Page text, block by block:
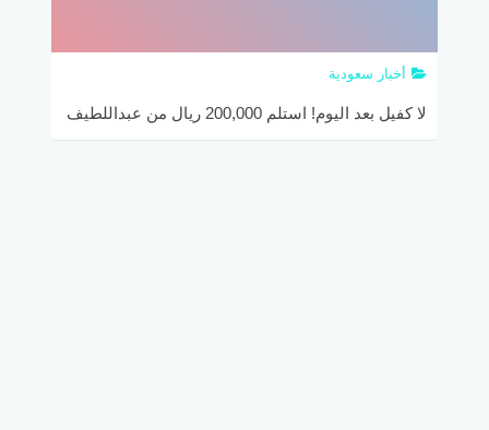
أخبار سعودية
لا كفيل بعد اليوم! استلم 200,000 ريال من عبداللطيف